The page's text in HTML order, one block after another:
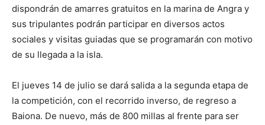
dispondrán de amarres gratuitos en la marina de Angra y
sus tripulantes podrán participar en diversos actos
sociales y visitas guiadas que se programarán con motivo
de su llegada a la isla.
El jueves 14 de julio se dará salida a la segunda etapa de
la competición, con el recorrido inverso, de regreso a
Baiona. De nuevo, más de 800 millas al frente para ser